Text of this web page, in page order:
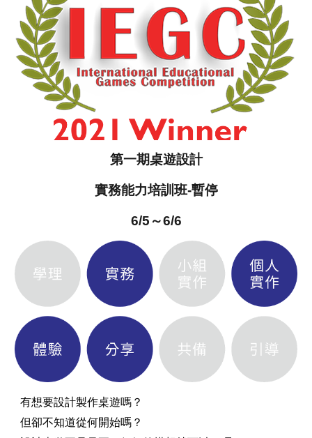
第一期桌遊設計
實務能力培訓班-暫停
6/5～6/6
有想要設計製作桌遊嗎？
但卻不知道從何開始嗎？